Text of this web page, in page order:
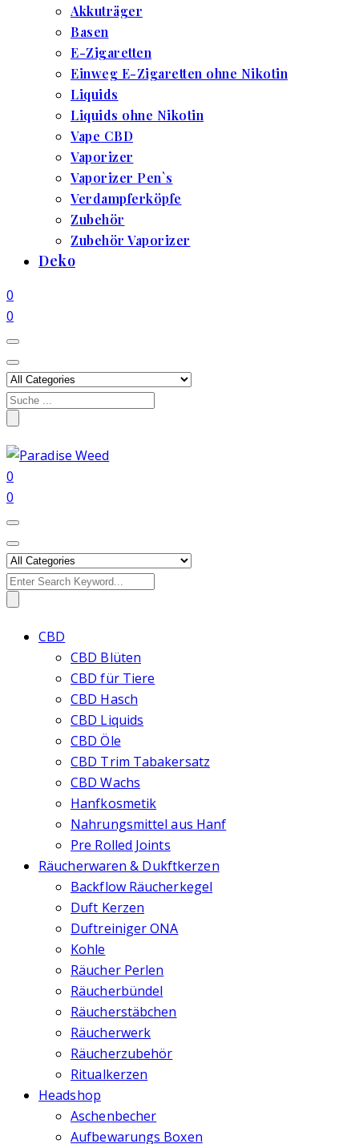
Akkuträger
Basen
E-Zigaretten
Einweg E-Zigaretten ohne Nikotin
Liquids
Liquids ohne Nikotin
Vape CBD
Vaporizer
Vaporizer Pen`s
Verdampferköpfe
Zubehör
Zubehör Vaporizer
Deko
0
0
Search
0
0
Search
CBD
CBD Blüten
CBD für Tiere
CBD Hasch
CBD Liquids
CBD Öle
CBD Trim Tabakersatz
CBD Wachs
Hanfkosmetik
Nahrungsmittel aus Hanf
Pre Rolled Joints
Räucherwaren & Dukftkerzen
Backflow Räucherkegel
Duft Kerzen
Duftreiniger ONA
Kohle
Räucher Perlen
Räucherbündel
Räucherstäbchen
Räucherwerk
Räucherzubehör
Ritualkerzen
Headshop
Aschenbecher
Aufbewarungs Boxen